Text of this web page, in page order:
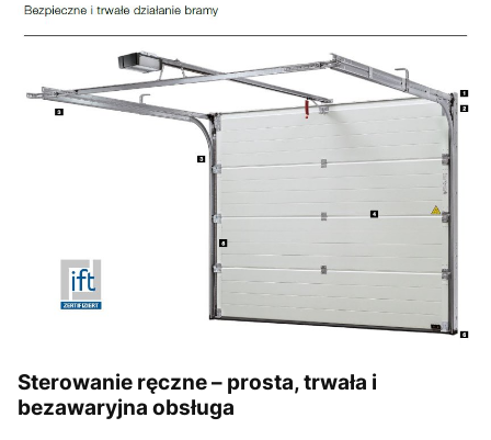
Sterowanie ręczne – prosta, trwała i
bezawaryjna obsługa